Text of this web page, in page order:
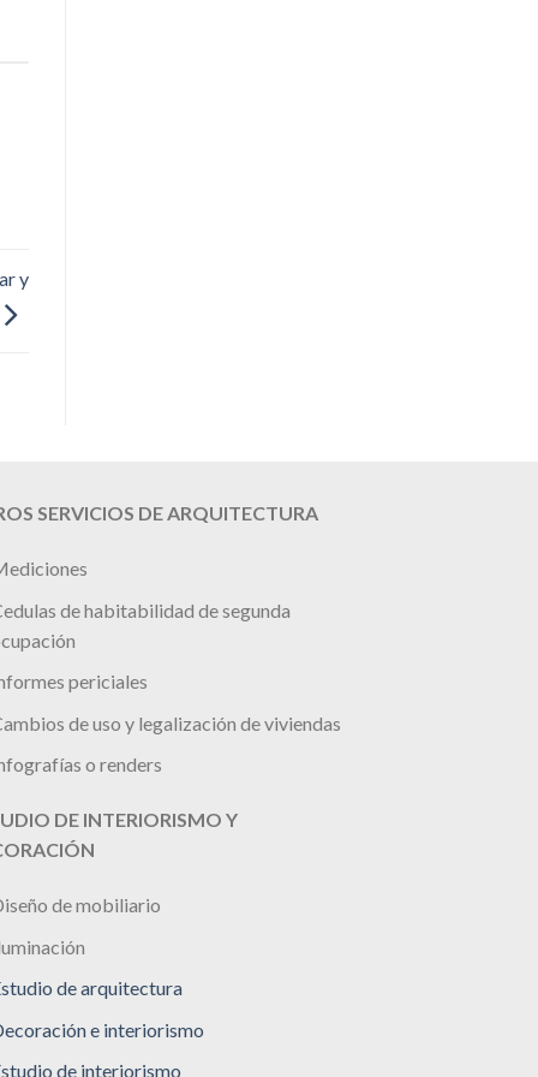
y
SERVICIOS DE ARQUITECTURA
de habitabilidad de segunda
periciales
de uso y legalización de viviendas
o renders
DE INTERIORISMO Y
de mobiliario
de arquitectura
e interiorismo
de interiorismo